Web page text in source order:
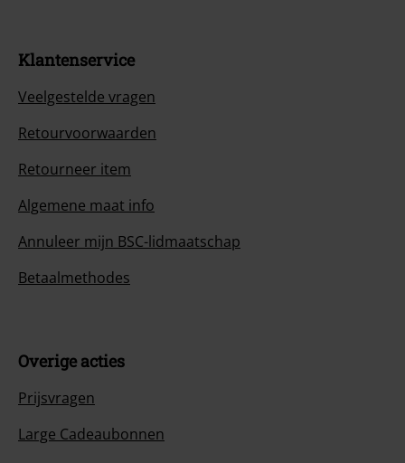
Klantenservice
Veelgestelde vragen
Retourvoorwaarden
Retourneer item
Algemene maat info
Annuleer mijn BSC-lidmaatschap
Betaalmethodes
Overige acties
Prijsvragen
Large Cadeaubonnen